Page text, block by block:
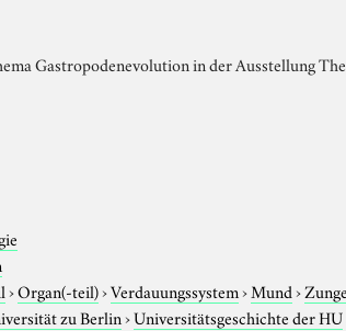
Gastropodenevolution in der Ausstellung
›Organ(-teil)›Verdauungssystem›Mund›Zunge
zu Berlin›Universitätsgeschichte der HU